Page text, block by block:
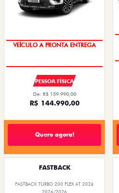
VEÍCULO A PRONTA ENTREGA
PESSOA FÍSICA
De: R$ 159.990,00
R$ 144.990,00
Quero agora!
FASTBACK
FASTBACK TURBO 200 FLEX AT 2026
2026/2026